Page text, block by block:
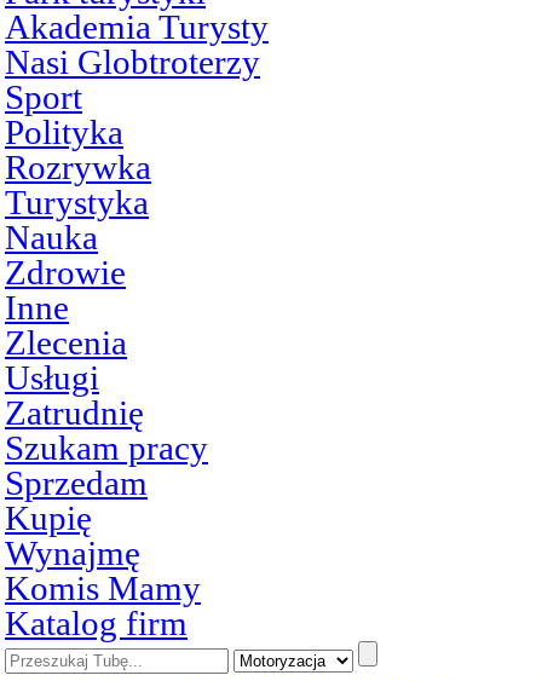
Akademia Turysty
Nasi Globtroterzy
Sport
Polityka
Rozrywka
Turystyka
Nauka
Zdrowie
Inne
Zlecenia
Usługi
Zatrudnię
Szukam pracy
Sprzedam
Kupię
Wynajmę
Komis Mamy
Katalog firm